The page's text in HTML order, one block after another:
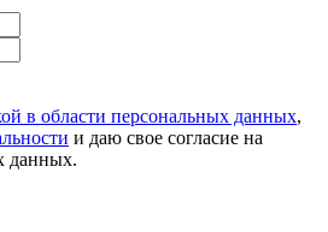
в области персональных данных,
и даю свое согласие на
данных.